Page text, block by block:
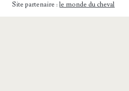
Site partenaire :le monde du cheval